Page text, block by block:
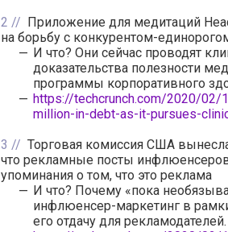
2
Приложение для медитаций
на борьбу с конкурентом-
И что? Они сейчас проводят
доказательства полезности
программы корпоративного
https://techcrunch.com/2020/02/
million-in-debt-as-it-pursues-
3
Торговая комиссия США
что рекламные посты
упоминания о том, что это реклама
И что? Почему «пока
инфлюенсер-маркетинг в
его отдачу для рекламодателей.